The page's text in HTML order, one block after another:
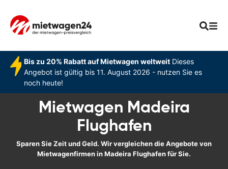
Bis zu 20% Rabatt auf Mietwagen weltweitDieses
Angebot ist gültig bis 11. August 2026 - nutzen Sie es
noch heute!
Mietwagen Madeira
Flughafen
Sparen Sie Zeit und Geld. Wir vergleichen die Angebote von
Mietwagenfirmen in Madeira Flughafen für Sie.